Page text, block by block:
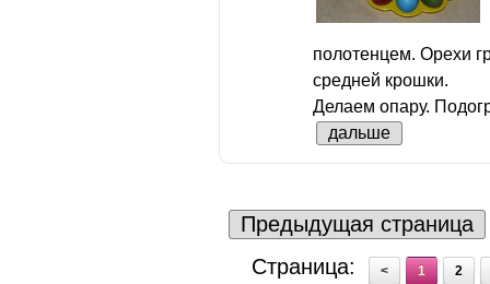
полотенцем. Орехи
средней крошки.
Делаем опару.
дальше
Предыдущая страница
Страница:
< 1 2